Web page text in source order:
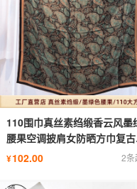
110围巾真丝素绉缎香云风墨
腰果空调披肩女防晒方巾复
奢感
¥102.00 2条